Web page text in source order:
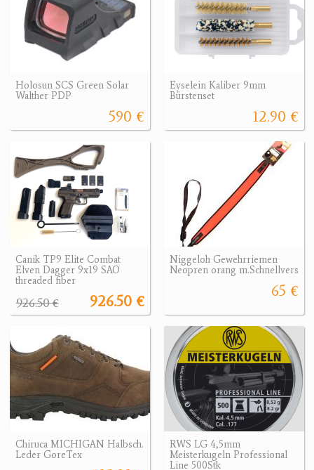
Holosun SCS Green Solar
Walther PDP
590 €
Eyselein Kaliber 9mm
Bürstenset
12.90 €
Canik TP9 Elite Combat
Elven Dagger 9x19 SAO
threaded fiber
926.50 €
926.50 €
Niggeloh Gewehrriemen
Neopren orang m.Schnellvers
65 €
Chiruca MICHIGAN Halbsch.
Leder GoreTex
RWS LG 4,5mm
Meisterkugeln Professional
Line 500Stk